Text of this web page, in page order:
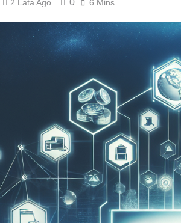
2 Lata Ago 0 6 Mins